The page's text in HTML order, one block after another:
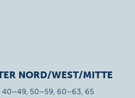
NORD/WEST/MITTE
50–59, 60–63, 65